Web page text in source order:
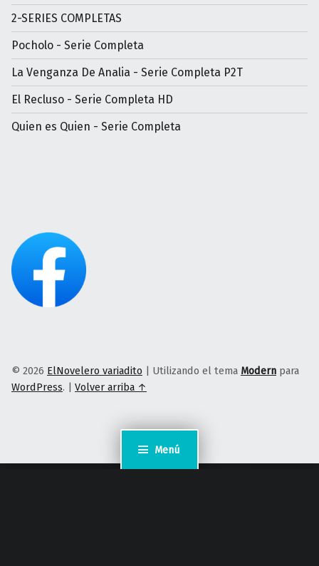
Menú
2-SERIES COMPLETAS
Pocholo - Serie Completa
La Venganza De Analia - Serie Completa P2T
El Recluso - Serie Completa HD
Quien es Quien - Serie Completa
© 2026 ElNovelero variadito | Utilizando el tema Modern para
WordPress. | Volver arriba ↑